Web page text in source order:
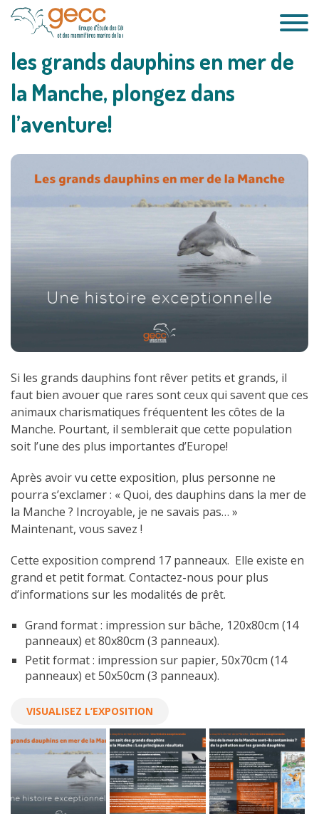
Passer
les grands dauphins en mer de
la Manche, plongez dans
l’aventure!
Si les grands dauphins font rêver petits et grands, il
faut bien avouer que rares sont ceux qui savent que ces
animaux charismatiques fréquentent les côtes de la
Manche. Pourtant, il semblerait que cette population
soit l’une des plus importantes d’Europe!
Après avoir vu cette exposition, plus personne ne
pourra s’exclamer : « Quoi, des dauphins dans la mer de
la Manche ? Incroyable, je ne savais pas… »
Maintenant, vous savez !
Cette exposition comprend 17 panneaux. Elle existe en
grand et petit format. Contactez-nous pour plus
d’informations sur les modalités de prêt.
Grand format : impression sur bâche, 120x80cm (14
panneaux) et 80x80cm (3 panneaux).
Petit format : impression sur papier, 50x70cm (14
panneaux) et 50x50cm (3 panneaux).
VISUALISEZ L’EXPOSITION